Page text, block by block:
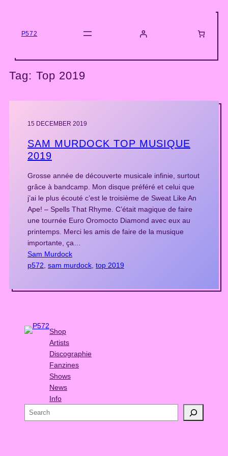
contentP572
Tag: Top 2019
15 DECEMBER 2019
SAM MURDOCK TOP MUSIQUE
2019
Grosse année de découverte musicale infinie, surtout
grâce à bandcamp. Mon disque préféré et celui que
j’ai le plus écouté c’est le troisième de Sweat Like An
Ape! – Spells That Rhyme. C’était magique de faire
une tournée Euro Oromocto Diamond avec eux au
printemps. Merci les amis de faire de la musique
importante, ça…
Sam Murdock
p572, sam murdock, top 2019
Shop
Artists
Discographie
Fanzines
Shows
News
Info
e